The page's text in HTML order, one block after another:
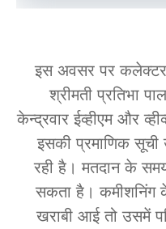
इस अवसर पर कलेक्टर
श्रीमती प्रतिभा
केन्द्रवार ईव्हीएम और
इसकी प्रमाणिक सूची
रही है। मतदान के समय
सकता है। कमीशनिंग के
खराबी आई तो उसमें